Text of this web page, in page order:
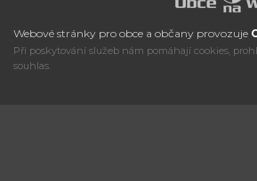
Webové stránky pro obce a občany provozuje
Při poskytování služeb nám pomáhají cookies,
souhlas.